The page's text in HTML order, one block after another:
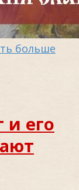
больше
и его